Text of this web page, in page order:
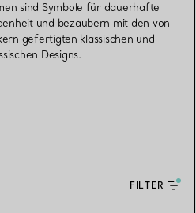
sind Symbole für dauerhafte
und bezaubern mit den von
gefertigten klassischen und
Designs.
FILTER